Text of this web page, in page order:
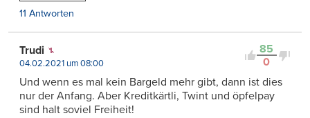
11 Antworten
85
0
Trudi
04.02.2021 um 08:00
Und wenn es mal kein Bargeld mehr gibt, dann ist dies
nur der Anfang. Aber Kreditkärtli, Twint und öpfelpay
sind halt soviel Freiheit!